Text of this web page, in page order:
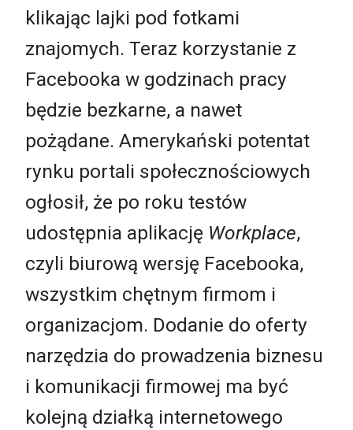
klikając lajki pod fotkami
znajomych. Teraz korzystanie z
Facebooka w godzinach pracy
będzie bezkarne, a nawet
pożądane. Amerykański potentat
rynku portali społecznościowych
ogłosił, że po roku testów
udostępnia aplikację Workplace,
czyli biurową wersję Facebooka,
wszystkim chętnym firmom i
organizacjom. Dodanie do oferty
narzędzia do prowadzenia biznesu
i komunikacji firmowej ma być
kolejną działką internetowego